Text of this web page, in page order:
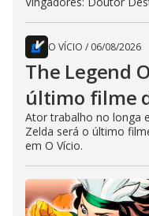
O VÍCIO / 06/08/2026
The Legend
último filme
Ator trabalho no longa
Zelda será o último
em O Vício.